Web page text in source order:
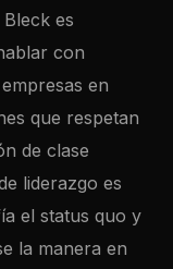
es
con
en
que respetan
de clase
liderazgo es
el status quo y
la manera en